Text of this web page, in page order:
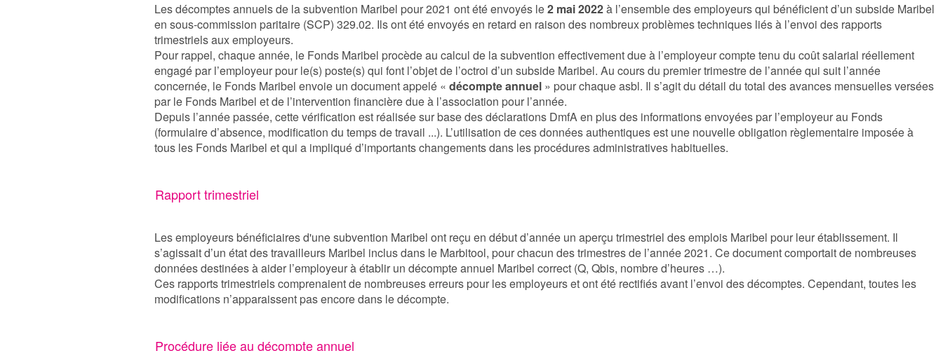
Les décomptes annuels de la subvention Maribel pour 2021 ont été envoyés le2 mai 2022à l’ensemble des employeurs qui bénéficient d’un subside Maribel
en sous-commission paritaire (SCP) 329.02. Ils ont été envoyés en retard en raison des nombreux problèmes techniques liés à l’envoi des rapports
trimestriels aux employeurs.
Pour rappel, chaque année, le Fonds Maribel procède au calcul de la subvention effectivement due à l’employeur compte tenu du coût salarial réellement
engagé par l’employeur pour le(s) poste(s) qui font l’objet de l’octroi d’un subside Maribel. Au cours du premier trimestre de l’année qui suit l’année
concernée, le Fonds Maribel envoie un document appelé « décompte annuel » pour chaque asbl. Il s’agit du détail du total des avances mensuelles versées
par le Fonds Maribel et de l’intervention financière due à l’association pour l’année.
Depuis l’année passée, cette vérification est réalisée sur base des déclarations DmfA en plus des informations envoyées par l’employeur au Fonds
(formulaire d’absence, modification du temps de travail ...). L’utilisation de ces données authentiques est une nouvelle obligation règlementaire imposée à
tous les Fonds Maribel et qui a impliqué d’importants changements dans les procédures administratives habituelles.
Rapport trimestriel
Les employeurs bénéficiaires d'une subvention Maribel ont reçu en début d’année un aperçu trimestriel des emplois Maribel pour leur établissement. Il
s’agissait d’un état des travailleurs Maribel inclus dans le Marbitool, pour chacun des trimestres de l’année 2021. Ce document comportait de nombreuses
données destinées à aider l’employeur à établir un décompte annuel Maribel correct (Q, Qbis, nombre d’heures …).
Ces rapports trimestriels comprenaient de nombreuses erreurs pour les employeurs et ont été rectifiés avant l’envoi des décomptes. Cependant, toutes les
modifications n’apparaissent pas encore dans le décompte.
Procédure liée au décompte annuel